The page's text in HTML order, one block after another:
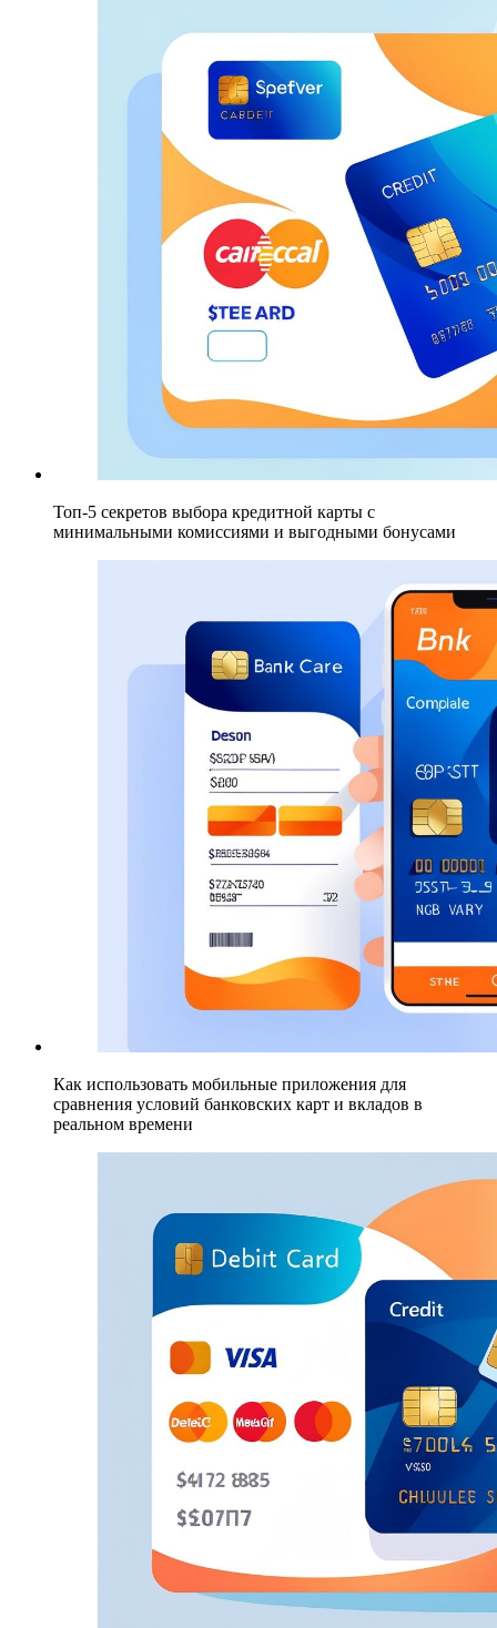
Топ-5 секретов выбора кредитной карты с
минимальными комиссиями и выгодными бонусами
Как использовать мобильные приложения для
сравнения условий банковских карт и вкладов в
реальном времени